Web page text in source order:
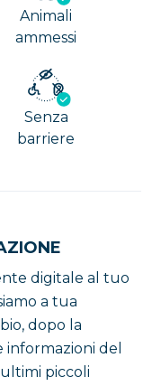
Animali
ammessi
Senza
barriere
digitale al tuo
a tua
dopo la
del
piccoli